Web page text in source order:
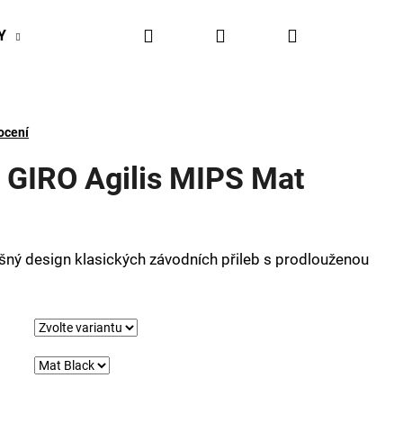
BIKESPORT EVENTY BIKESPORTUL VÝHODY
Hledat PřihlášeníNákupní
Agilis MIPS Mat
design klasických závodních přileb s prodlouženou